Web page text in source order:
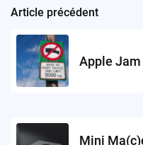
Post
navigation
Article précédent
Apple Jam
Mini